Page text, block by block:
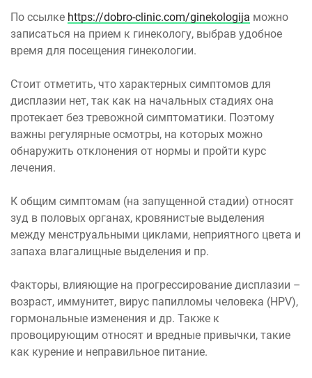
По ссылке https://dobro-clinic.com/ginekologija можно
записаться на прием к гинекологу, выбрав удобное
время для посещения гинекологии.
Стоит отметить, что характерных симптомов для
дисплазии нет, так как на начальных стадиях она
протекает без тревожной симптоматики. Поэтому
важны регулярные осмотры, на которых можно
обнаружить отклонения от нормы и пройти курс
лечения.
К общим симптомам (на запущенной стадии) относят
зуд в половых органах, кровянистые выделения
между менструальными циклами, неприятного цвета и
запаха влагалищные выделения и пр.
Факторы, влияющие на прогрессирование дисплазии –
возраст, иммунитет, вирус папилломы человека (HPV),
гормональные изменения и др. Также к
провоцирующим относят и вредные привычки, такие
как курение и неправильное питание.